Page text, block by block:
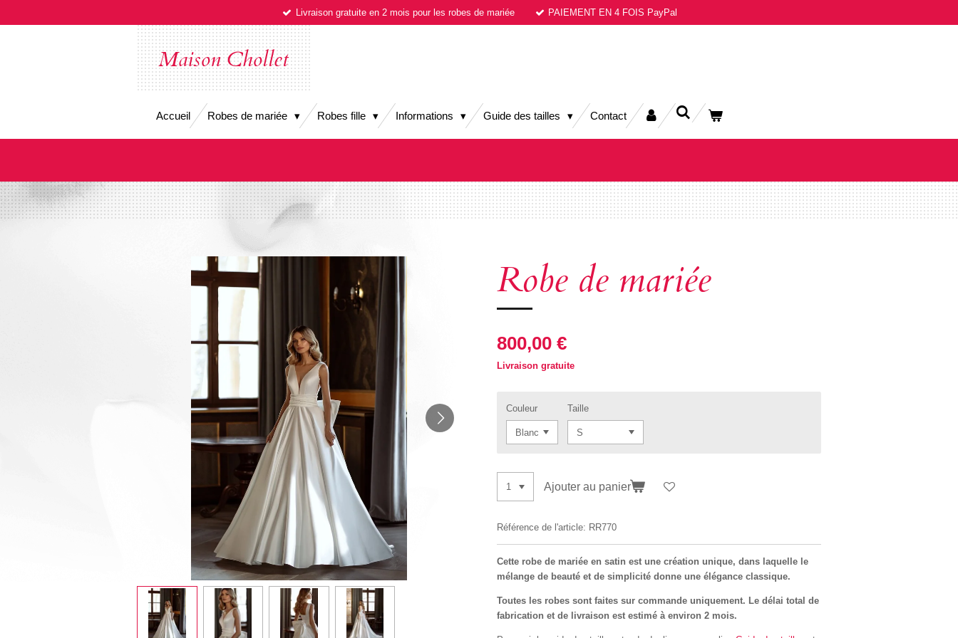
Livraison gratuite en 2 mois pour les robes de mariée PAIEMENT EN 4 FOIS PayPal
Maison Chollet
Accueil Robes de mariée Robes fille Informations Guide des tailles Contact
Robe de mariée
800,00 €
Livraison gratuite
Couleur Taille
Ajouter au panier
Référence de l'article: RR770
Cette robe de mariée en satin est une création unique, dans laquelle le
mélange de beauté et de simplicité donne une élégance classique.
Toutes les robes sont faites sur commande uniquement. Le délai total de
fabrication et de livraison est estimé à environ 2 mois.